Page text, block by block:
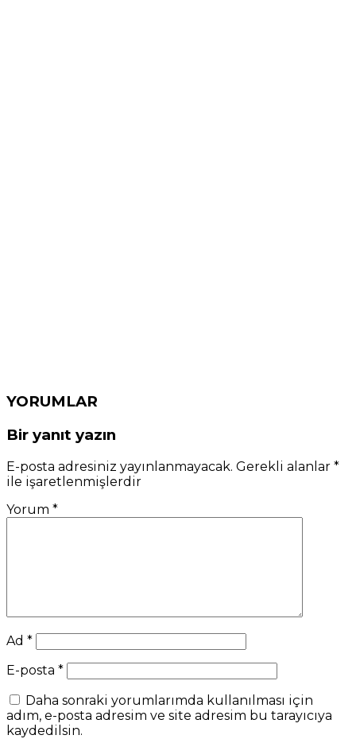
YORUMLAR
Bir yanıt yazın
E-posta adresiniz yayınlanmayacak. Gerekli alanlar *
ile işaretlenmişlerdir
Yorum *
Ad *
E-posta *
Daha sonraki yorumlarımda kullanılması için
adım, e-posta adresim ve site adresim bu tarayıcıya
kaydedilsin.